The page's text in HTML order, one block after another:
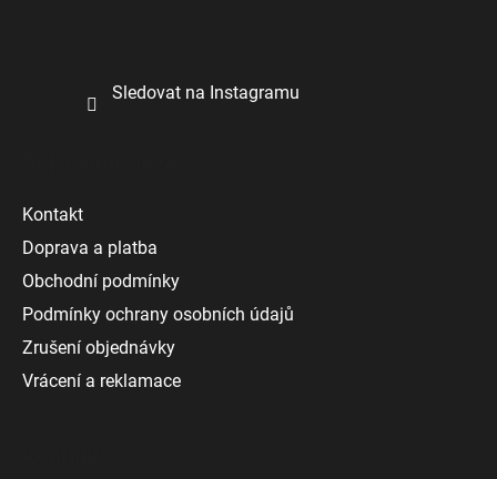
Sledovat na Instagramu
Kontakt
Doprava a platba
Obchodní podmínky
Podmínky ochrany osobních údajů
Zrušení objednávky
Vrácení a reklamace